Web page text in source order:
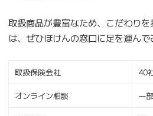
取扱商品が豊富なため、こだわり
は、ぜひほけんの窓口に足を運んで
取扱保険会社 40
オンライン相談 一